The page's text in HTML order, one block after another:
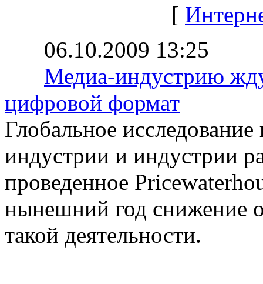
[
06.10.2009 13:25
Медиа-индустрию
цифровой формат
Глобальное
индустрии и индустрии
проведенное
нынешний год снижение
такой деятельности.